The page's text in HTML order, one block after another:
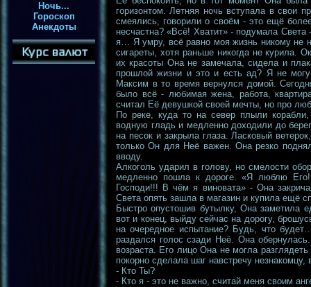
Ночь...
Гороскоп
Анекдоты
горизонтом. Летняя ночь вступала в свои
смеялись, говорили о своём - это ещё
несчастна? «Всё! Хватит» - подумала
я… Я умру, всё равно моя жизнь никому не
сигареты, хотя раньше никогда не курила.
их красоты Она не замечала, сидела и
прошлой жизни и это и есть ад? Я не
Максим в то время вернулся домой.
было всё - любимая жена, работа,
считал Её девушкой своей мечты, но про
По реке, куда то на север плыли
водную гладь и медленно доходили до
на песок и закрыла глаза. Ласковый
только Он для Неё важен. Она резко
вводу.
Алкоголь ударил в голову, но смелости
медленно пошла к дороге. «Я люблю
Господи!!! В чём я виновата» - Она
Света опять зашла в магазин и купила ещё
Быстро опустошив бутылку, Она заметила
вот и конец, выйду сейчас на дорогу,
на очередное испытание? Будь, что
раздался голос сзади Неё. Она
возраста. Его лицо Она не могла
покорно сделала шаг навстречу
- Кто Ты?
- Кто я - это не важно, считай меня своим